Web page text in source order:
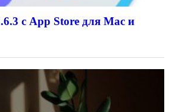
с App Store для Mac и